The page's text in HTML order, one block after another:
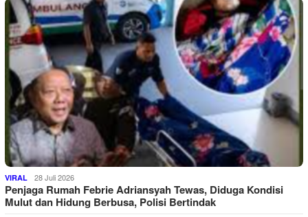
VIRAL 28 Juli 2026
Penjaga Rumah Febrie Adriansyah Tewas, Diduga Kondisi
Mulut dan Hidung Berbusa, Polisi Bertindak